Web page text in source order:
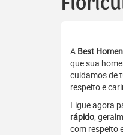
A Best
que sua
cuidamos de
respeito e
Ligue agora
rápido,
com respeito